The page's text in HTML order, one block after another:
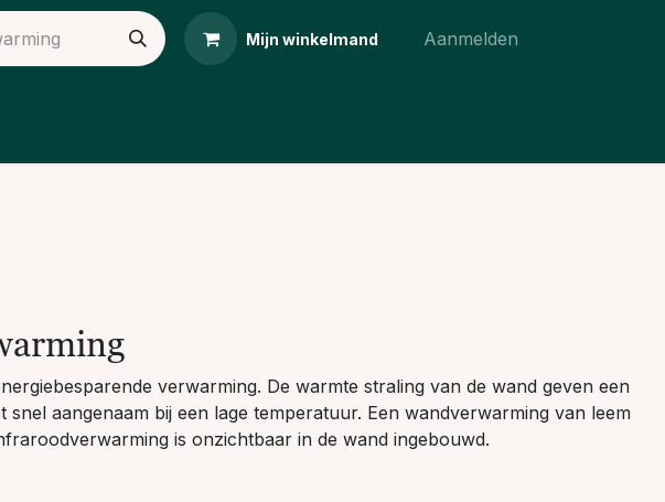
Mijn winkelmand Aanmelden
verwarming. De warmte straling van de wand geven een
aangenaam bij een lage temperatuur. Een wandverwarming van leem
is onzichtbaar in de wand ingebouwd.